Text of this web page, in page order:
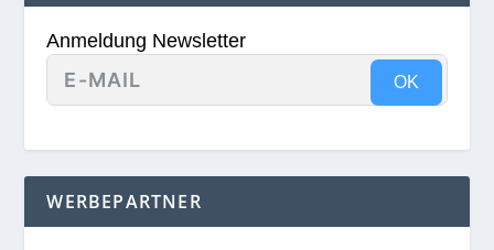
Anmeldung Newsletter
OK
WERBEPARTNER